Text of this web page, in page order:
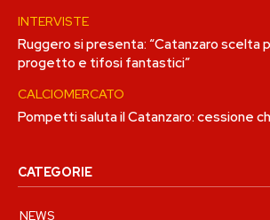
INTERVISTE
Ruggero si presenta: “Catanzaro scelta
progetto e tifosi fantastici”
CALCIOMERCATO
Pompetti saluta il Catanzaro: cessione
CATEGORIE
NEWS